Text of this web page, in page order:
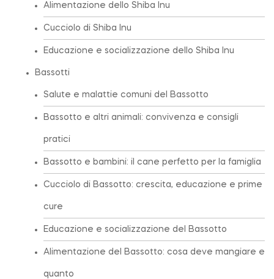
Alimentazione dello Shiba Inu
Cucciolo di Shiba Inu
Educazione e socializzazione dello Shiba Inu
Bassotti
Salute e malattie comuni del Bassotto
Bassotto e altri animali: convivenza e consigli
pratici
Bassotto e bambini: il cane perfetto per la famiglia
Cucciolo di Bassotto: crescita, educazione e prime
cure
Educazione e socializzazione del Bassotto
Alimentazione del Bassotto: cosa deve mangiare e
quanto